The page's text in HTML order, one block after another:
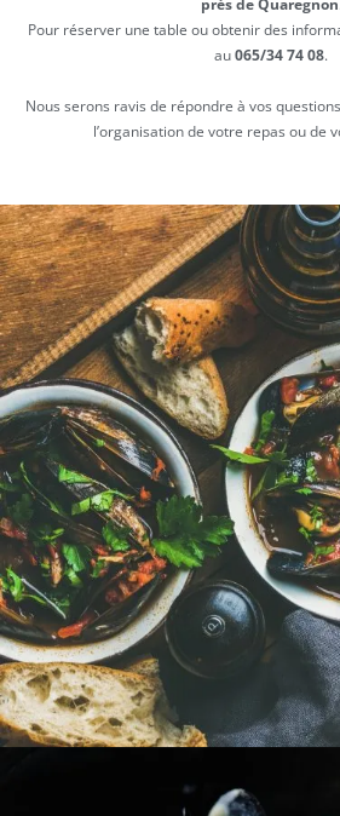
près de Quaregnon
Pour réserver une table ou obtenir des
au065/34 74 08.
Nous serons ravis de répondre à vos
l’organisation de votre repas ou de